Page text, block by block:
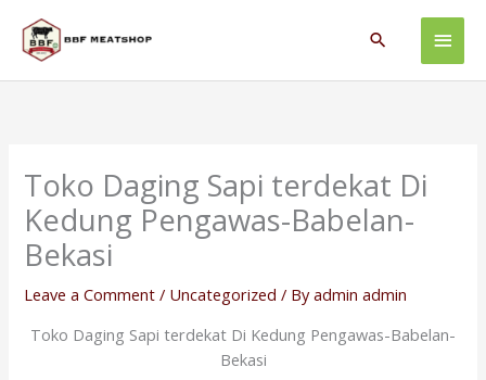
content
Main
Search
Toko Daging Sapi terdekat Di
Kedung Pengawas-Babelan-
Bekasi
Leave a Comment / Uncategorized / Byadmin admin
Toko Daging Sapi terdekat Di Kedung Pengawas-Babelan-
Bekasi